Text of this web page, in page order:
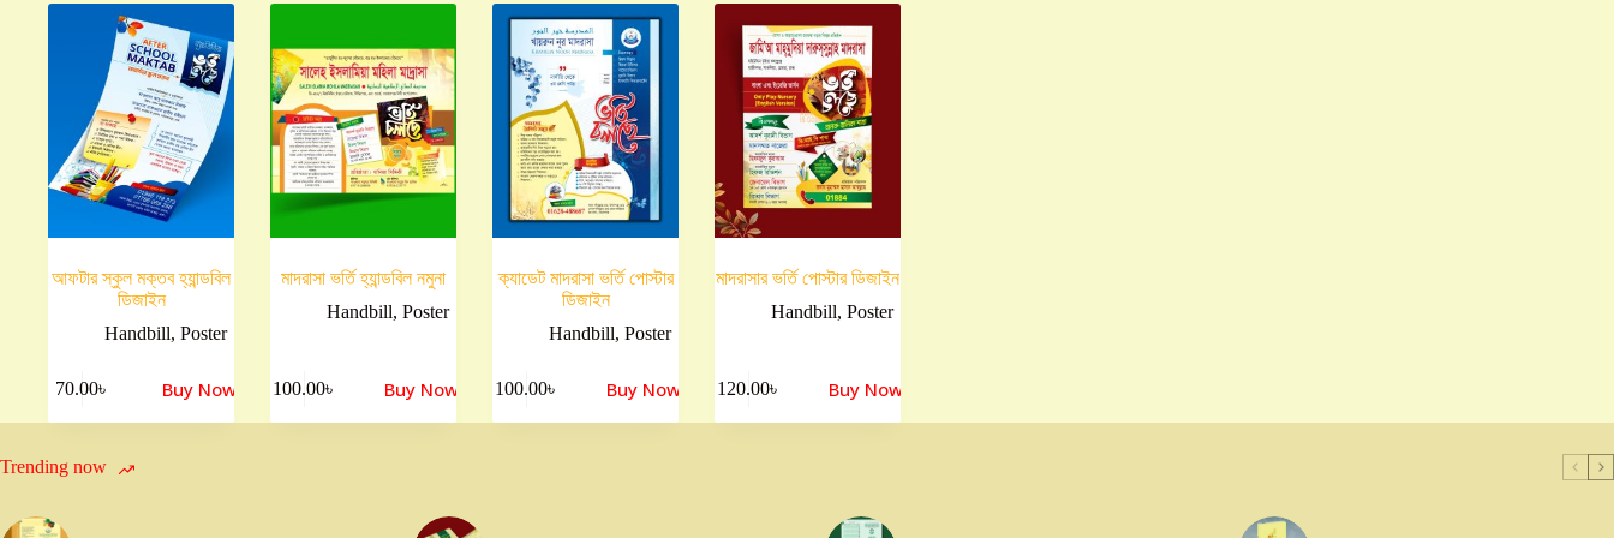
আফটার স্কুল মক্তব হ্যান্ডবিল
ডিজাইন
Handbill, Poster
70.00৳ Buy Now
মাদরাসা ভর্তি হ্যান্ডবিল নমুনা
Handbill, Poster
100.00৳ Buy Now
ক্যাডেট মাদরাসা ভর্তি পোস্টার
ডিজাইন
Handbill, Poster
100.00৳ Buy Now
মাদরাসার ভর্তি পোস্টার ডিজাইন
Handbill, Poster
120.00৳ Buy Now
Trending now